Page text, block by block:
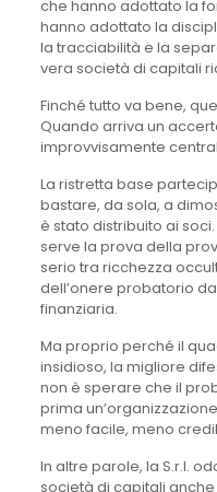
che hanno adottato la
hanno adottato la
la tracciabilità e la
vera società di capitali
Finché tutto va bene,
Quando arriva un
improvvisamente
La ristretta base
bastare, da sola, a
è stato distribuito ai
serve la prova della
serio tra ricchezza
dell’onere probatorio
finanziaria.
Ma proprio perché il
insidioso, la migliore
non è sperare che il
prima
meno facile, meno
In altre parole, la S.r.l.
società di capitali